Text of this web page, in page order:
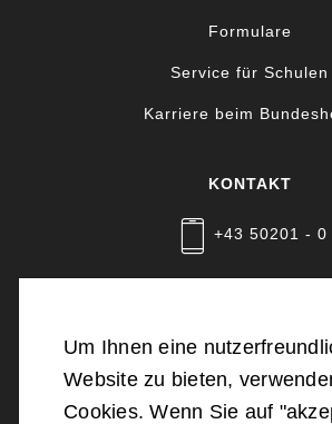
Formulare
Service für Schulen
Karriere beim
KONTAKT
+43 50201 - 0
2026Bundesministerium für
Um Ihnen eine
Website zu bieten,
Cookies. Wenn Sie auf